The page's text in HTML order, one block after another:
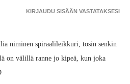
niminen spiraalileikkuri, tosin senkin
on välillä ranne jo kipeä, kun joka
KIRJAUDU SISÄÄN VASTATAKSESI